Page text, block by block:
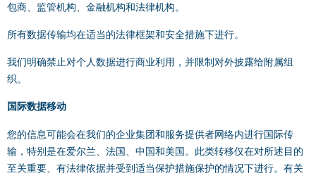
包商、监管机构、金融机构和法律机构。
所有数据传输均在适当的法律框架和安全措施下进行。
我们明确禁止对个人数据进行商业利用，并限制对外披露给附属组
织。
国际数据移动
您的信息可能会在我们的企业集团和服务提供者网络内进行国际传
输，特别是在爱尔兰、法国、中国和美国。此类转移仅在对所述目的
至关重要、有法律依据并受到适当保护措施保护的情况下进行。有关